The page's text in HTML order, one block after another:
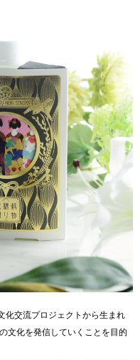
化交流プロジェクトから生まれ
文化を発信していくことを目的